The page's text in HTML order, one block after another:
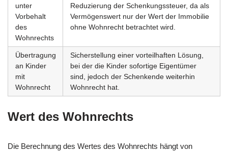
unter
Vorbehalt
des
Wohnrechts
Reduzierung der Schenkungssteuer, da als
Vermögenswert nur der Wert der Immobilie
ohne Wohnrecht betrachtet wird.
Übertragung
an Kinder
mit
Wohnrecht
Sicherstellung einer vorteilhaften Lösung,
bei der die Kinder sofortige Eigentümer
sind, jedoch der Schenkende weiterhin
Wohnrecht hat.
Wert des Wohnrechts
Die Berechnung des Wertes des Wohnrechts hängt von